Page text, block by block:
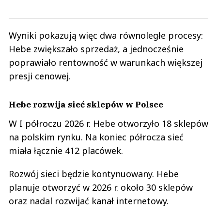
Wyniki pokazują więc dwa równoległe procesy:
Hebe zwiększało sprzedaż, a jednocześnie
poprawiało rentowność w warunkach większej
presji cenowej.
Hebe rozwija sieć sklepów w Polsce
W I półroczu 2026 r. Hebe otworzyło 18 sklepów
na polskim rynku. Na koniec półrocza sieć
miała łącznie 412 placówek.
Rozwój sieci będzie kontynuowany. Hebe
planuje otworzyć w 2026 r. około 30 sklepów
oraz nadal rozwijać kanał internetowy.